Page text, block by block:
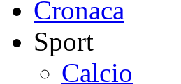
Cronaca
Sport
Calcio